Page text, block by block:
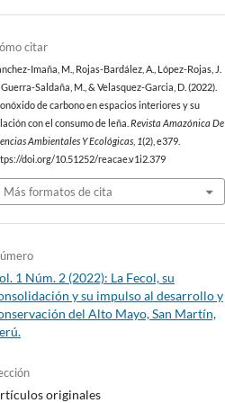
citar
Imaña, M., Rojas-Bardález, A., López-Rojas, J.
Guerra-Saldaña, M., & Velasquez-Garcia, D. (2022).
de carbono en espacios interiores y su
con el consumo de leña.Revista Amazónica De
Ambientales Y Ecológicas 1(2), e379.
doi.org/10.51252/reacae.v1i2.379
Más formatos de cita
1 Núm. 2 (2022): La Fecol, su
y su impulso al desarrollo y
del Alto Mayo, San Martín,
originales